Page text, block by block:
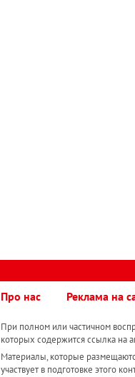
Про нас Реклама на
При полном или частичном
которых содержится ссылка на
Материалы, которые
участвует в подготовке этого